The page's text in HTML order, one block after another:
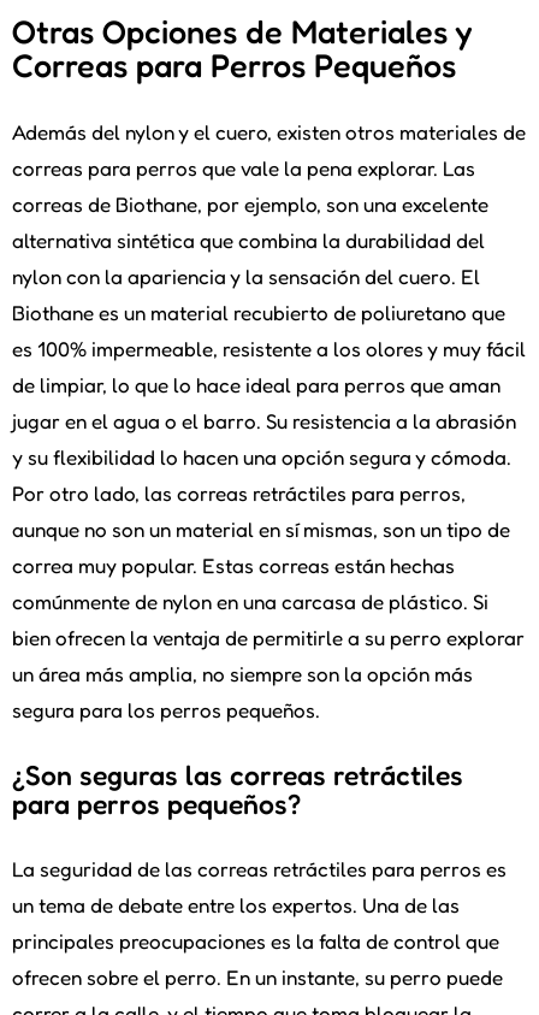
Otras Opciones de Materiales y
Correas para Perros Pequeños
Además del nylon y el cuero, existen otros materiales de
correas para perros que vale la pena explorar. Las
correas de Biothane, por ejemplo, son una excelente
alternativa sintética que combina la durabilidad del
nylon con la apariencia y la sensación del cuero. El
Biothane es un material recubierto de poliuretano que
es 100% impermeable, resistente a los olores y muy fácil
de limpiar, lo que lo hace ideal para perros que aman
jugar en el agua o el barro. Su resistencia a la abrasión
y su flexibilidad lo hacen una opción segura y cómoda.
Por otro lado, las correas retráctiles para perros,
aunque no son un material en sí mismas, son un tipo de
correa muy popular. Estas correas están hechas
comúnmente de nylon en una carcasa de plástico. Si
bien ofrecen la ventaja de permitirle a su perro explorar
un área más amplia, no siempre son la opción más
segura para los perros pequeños.
¿Son seguras las correas retráctiles
para perros pequeños?
La seguridad de las correas retráctiles para perros es
un tema de debate entre los expertos. Una de las
principales preocupaciones es la falta de control que
ofrecen sobre el perro. En un instante, su perro puede